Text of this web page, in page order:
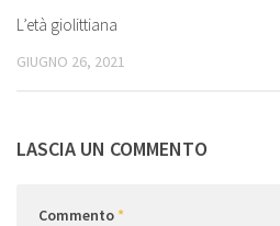
L’età giolittiana
GIUGNO 26, 2021
LASCIA UN COMMENTO
Commento*